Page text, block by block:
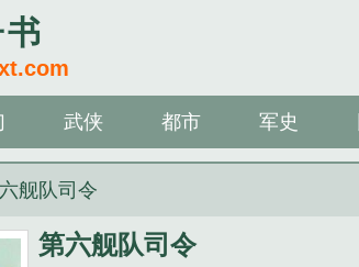
武侠 都市 军史
舰队司令
第六舰队司令